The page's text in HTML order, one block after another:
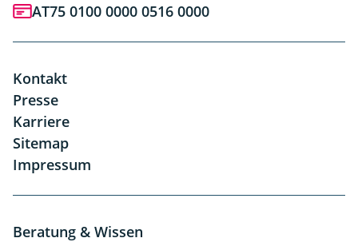
AT75 0100 0000 0516 0000
Kontakt
Presse
Karriere
Sitemap
Impressum
Beratung & Wissen